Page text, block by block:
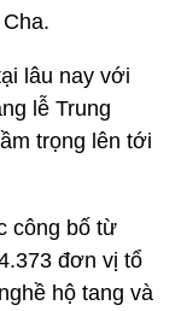
lâu nay với
lễ Trung
trọng lên tới
công bố từ
đơn vị tổ
hộ tang và